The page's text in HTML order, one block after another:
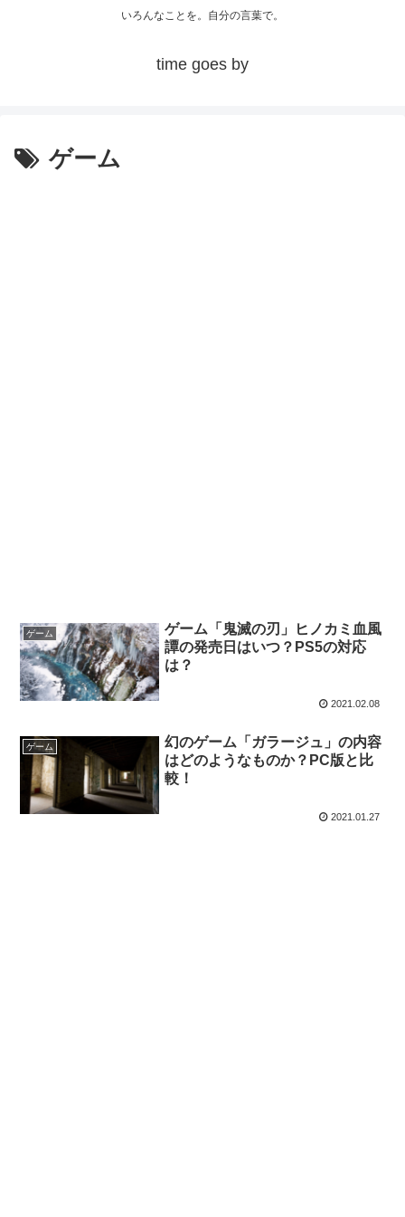
いろんなことを。自分の言葉で。
time goes by
ゲーム
ゲーム
ゲーム「鬼滅の刃」ヒノカミ血風
譚の発売日はいつ？PS5の対応
は？
2021.02.08
ゲーム
幻のゲーム「ガラージュ」の内容
はどのようなものか？PC版と比
較！
2021.01.27